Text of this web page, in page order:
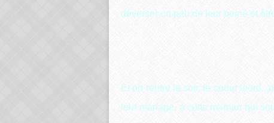
déverser un peu de leur peine et
Et on rentre le soir, le coeur
leur mariage, à cette maman qui